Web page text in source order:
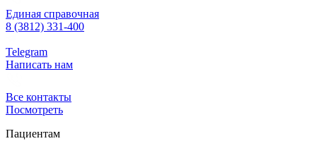
Единая справочная
8 (3812) 331-400
Telegram
Написать нам
Все контакты
Посмотреть
Пациентам